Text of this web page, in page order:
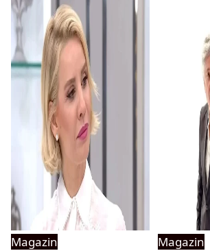
Magazin
Magazin